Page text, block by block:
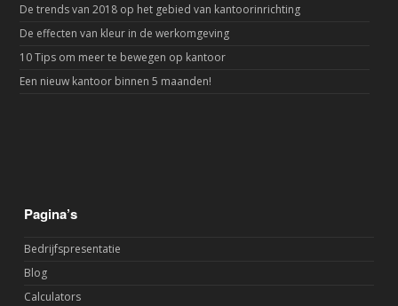
De trends van 2018 op het gebied van kantoorinrichting
De effecten van kleur in de werkomgeving
10 Tips om meer te bewegen op kantoor
Een nieuw kantoor binnen 5 maanden!
Pagina’s
Bedrijfspresentatie
Blog
Calculators